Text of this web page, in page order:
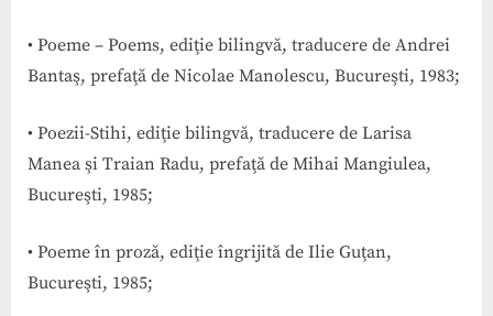
• Poeme – Poems, ediţie bilingvă, traducere de Andrei
Bantaş, prefaţă de Nicolae Manolescu, Bucureşti, 1983;
• Poezii-Stihi, ediţie bilingvă, traducere de Larisa
Manea şi Traian Radu, prefaţă de Mihai Mangiulea,
Bucureşti, 1985;
• Poeme în proză, ediţie îngrijită de Ilie Guţan,
Bucureşti, 1985;